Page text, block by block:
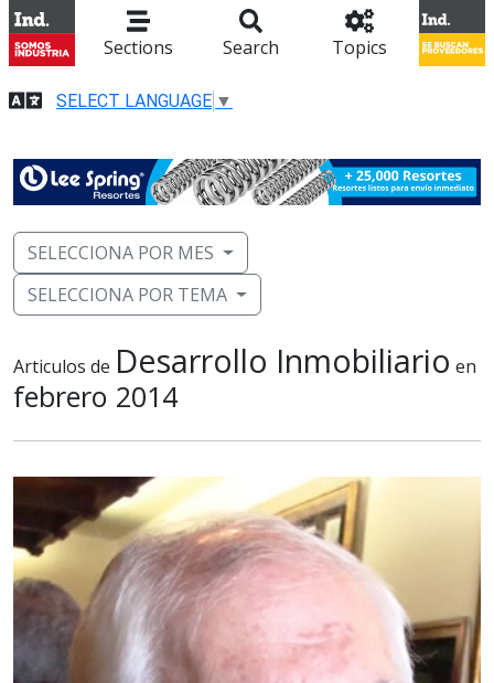
Sections Search Topics
SELECT LANGUAGE ▼
SELECCIONA POR MES
SELECCIONA POR TEMA
Articulos de Desarrollo Inmobiliario en
febrero 2014